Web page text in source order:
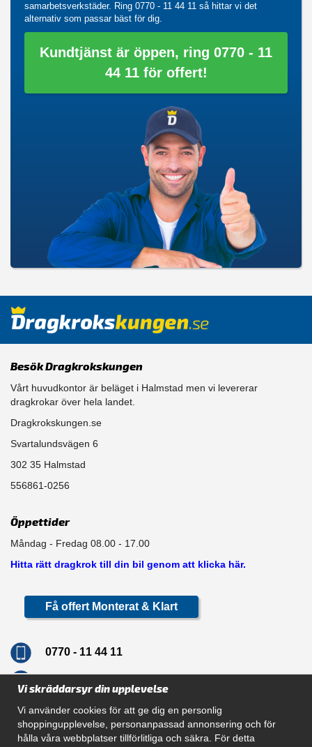
samarbetsverkstäder. Ring 0770 - 11 44 11 så hittar vi det
alternativ som passar bäst för dig.
Kundtjänst är öppen, ring 0770 - 11
44 11 för offert!
Besök Dragkrokskungen
Vårt huvudkontor är beläget i Halmstad men vi levererar
dragkrokar över hela landet.
Dragkrokskungen.se
Svartalundsvägen 6
302 35 Halmstad
556861-0256
Öppettider
Måndag - Fredag 08.00 - 17.00
Hitta rätt dragkrok till din bil genom att klicka här.
Få offert Monterat & Klart
0770 - 11 44 11
Vi skräddarsyr din upplevelse
Vi använder cookies för att ge dig en personlig
shoppingupplevelse, personanpassad annonsering och för
hålla våra webbplatser tillförlitliga och säkra. För detta